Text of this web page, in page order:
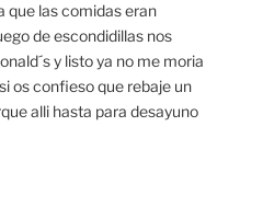
que las comidas eran
de escondidillas nos
y listo ya no me moria
os confieso que rebaje un
alli hasta para desayuno